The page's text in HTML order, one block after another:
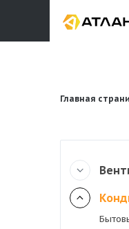
Главная